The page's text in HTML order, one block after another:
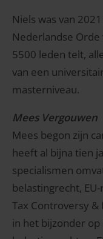
Niels was van
Nederlandse Orde
5500 leden telt,
van een
masterniveau.
Mees Vergouwen
Mees begon zijn
heeft al bijna tien
specialismen
belastingrecht,
Tax Controversy
in het bijzonder